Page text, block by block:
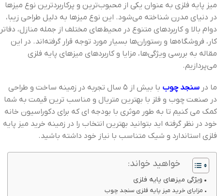
میز پایه فلزی به عنوان یکی از محبوب‌ترین و پرکاربردترین نوع میزها
در دنیای مدرن شناخته می‌شود. این نوع میزها به دلیل طراحی زیبا،
دوام بالا و کاربردهای متنوع در محیط‌های مختلف از جمله منازل، دفاتر
کار، فروشگاه‌ها و رستوران‌ها بسیار مورد توجه قرار گرفته‌اند. در این
مقاله به بررسی ویژگی‌ها، مزایا و کاربردهای میزهای پایه فلزی
می‌پردازیم.
ما در سنجد چوب
با بیش از 5 سال تجربه در زمینه ساخت و طراحی
در صنعت چوب و فلز با بهترین متریال و مناسب ترین قیمت به شما
کمک می کنیم تا به طور موثری با بودجه ای که برای دکوراسیون خانه
خود در نظر گرفته اید بتوانید بهترین انتخاب را در زمینه خرید میز پایه
فلزی استاندارد و شیک متناسب با نیاز خود داشته باشید.
خواهید خواند:
ویژگی‌ میزهای پایه فلزی
مزایای خرید میز پایه فلزی سنجد چوب